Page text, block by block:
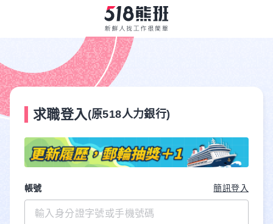
求職登入 (原518人力銀行)
帳號 簡訊登入